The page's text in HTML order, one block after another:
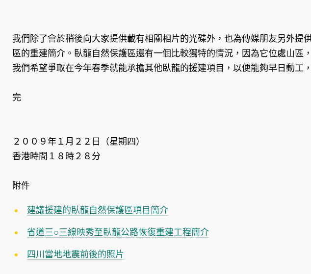
我們除了會於稍後向大家提供載有相關相片的光碟外，也為傳媒朋友另外
區的重建簡介。臥龍自然保護區還有一個比較獨特的情況，因為它位處山
我們希望爭取在今年春季就能承擔其他臥龍的援建項目，以便能夠早日動工
完
２００９年１月２２日（星期四）
香港時間１８時２８分
附件
建議援建的臥龍自然保護區項目簡介
省道三○三線映秀至臥龍公路恢復重建工程簡介
四川當地地震前後的照片